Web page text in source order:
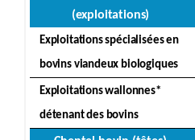
(exploitations)
Exploitations spécialisées en
bovins viandeux biologiques
Exploitations wallonnes*
détenant des bovins